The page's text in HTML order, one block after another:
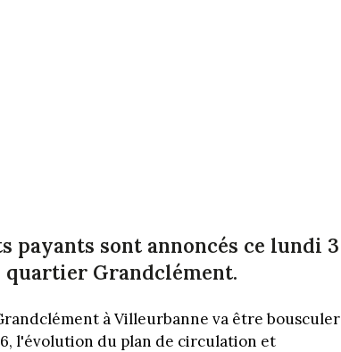
payants sont annoncés ce lundi 3
Grandclément.
à Villeurbanne va être bousculer
l'évolution du plan de circulation et